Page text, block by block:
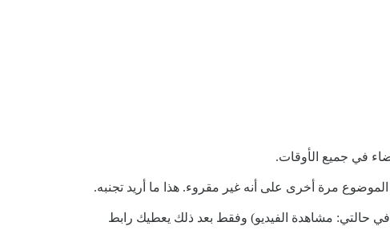
في جميع الأوقات.
حالتي: مشاهدة الفيديو) وفقط بعد ذلك يعطيك رابط